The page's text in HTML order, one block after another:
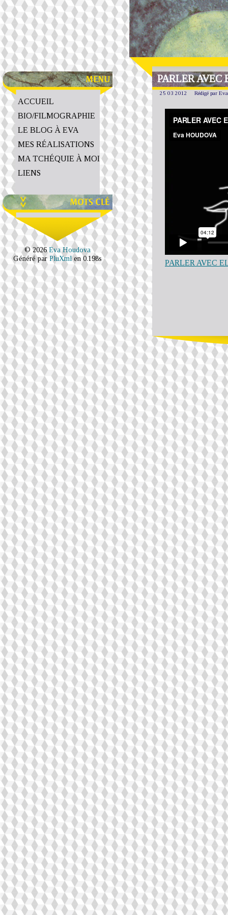
PARLER AVEC
25 03 2012 Rédigé par
PARLER AVEC
ACCUEIL
BIO/FILMOGRAPHIE
LE BLOG À EVA
MES RÉALISATIONS
MA TCHÉQUIE À MOI
LIENS
© 2026Eva Houdova
Généré par PluXmlen 0.198s